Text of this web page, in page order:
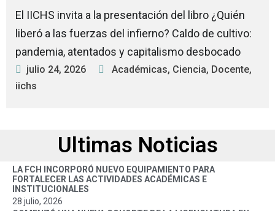
El IICHS invita a la presentación del libro ¿Quién
liberó a las fuerzas del infierno? Caldo de cultivo:
pandemia, atentados y capitalismo desbocado
julio 24, 2026 Académicas, Ciencia, Docente,
iichs
Ultimas Noticias
LA FCH INCORPORÓ NUEVO EQUIPAMIENTO PARA
FORTALECER LAS ACTIVIDADES ACADÉMICAS E
INSTITUCIONALES
28 julio, 2026